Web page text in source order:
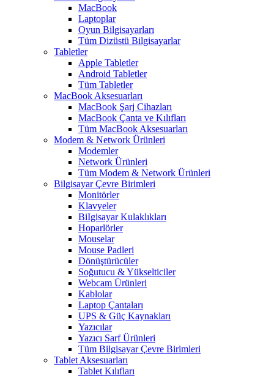
MacBook
Laptoplar
Oyun Bilgisayarları
Tüm Dizüstü Bilgisayarlar
Tabletler
Apple Tabletler
Android Tabletler
Tüm Tabletler
MacBook Aksesuarları
MacBook Şarj Cihazları
MacBook Çanta ve Kılıfları
Tüm MacBook Aksesuarları
Modem & Network Ürünleri
Modemler
Network Ürünleri
Tüm Modem & Network Ürünleri
Bilgisayar Çevre Birimleri
Monitörler
Klavyeler
BiIgisayar Kulaklıkları
Hoparlörler
Mouselar
Mouse Padleri
Dönüştürücüler
Soğutucu & Yükselticiler
Webcam Ürünleri
Kablolar
Laptop Çantaları
UPS & Güç Kaynakları
Yazıcılar
Yazıcı Sarf Ürünleri
Tüm Bilgisayar Çevre Birimleri
Tablet Aksesuarları
Tablet Kılıfları